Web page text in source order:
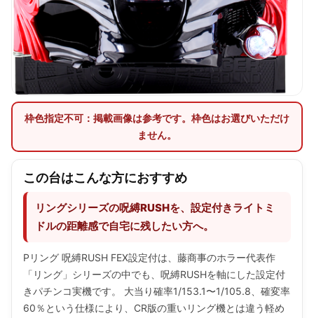
枠色指定不可：掲載画像は参考です。枠色はお選びいただけ
ません。
この台はこんな方におすすめ
リングシリーズの呪縛RUSHを、設定付きライトミ
ドルの距離感で自宅に残したい方へ。
Pリング 呪縛RUSH FEX設定付は、藤商事のホラー代表作
「リング」シリーズの中でも、呪縛RUSHを軸にした設定付
きパチンコ実機です。 大当り確率1/153.1〜1/105.8、確変率
60％という仕様により、CR版の重いリング機とは違う軽め